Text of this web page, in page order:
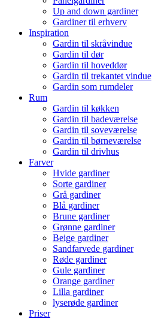
Up and down gardiner
Gardiner til erhverv
Inspiration
Gardin til skråvindue
Gardin til dør
Gardin til hoveddør
Gardin til trekantet vindue
Gardin som rumdeler
Rum
Gardin til køkken
Gardin til badeværelse
Gardin til soveværelse
Gardin til børneværelse
Gardin til drivhus
Farver
Hvide gardiner
Sorte gardiner
Grå gardiner
Blå gardiner
Brune gardiner
Grønne gardiner
Beige gardiner
Sandfarvede gardiner
Røde gardiner
Gule gardiner
Orange gardiner
Lilla gardiner
lyserøde gardiner
Priser